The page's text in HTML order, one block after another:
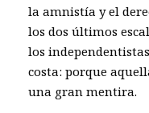
la amnistía y el
los dos últimos
los
costa: porque
una gran mentira.